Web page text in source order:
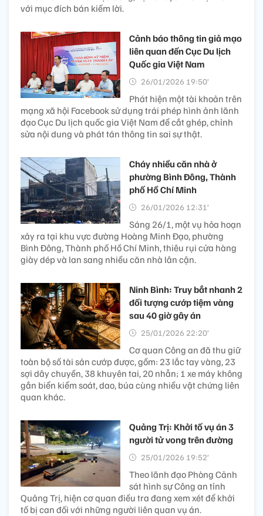
với mục đích bán kiếm lời.
Cảnh báo thông tin giả mạo
liên quan đến Cục Du lịch
Quốc gia Việt Nam
26/01/2026 19:50’
Phát hiện một tài khoản trên
mạng xã hội Facebook sử dụng trái phép hình ảnh lãnh
đạo Cục Du lịch quốc gia Việt Nam để cắt ghép, chỉnh
sửa nội dung và phát tán thông tin sai sự thật.
Cháy nhiều căn nhà ở
phường Bình Đông, Thành
phố Hồ Chí Minh
26/01/2026 12:31’
Sáng 26/1, một vụ hỏa hoạn
xảy ra tại khu vực đường Hoàng Minh Đạo, phường
Bình Đông, Thành phố Hồ Chí Minh, thiêu rụi cửa hàng
giày dép và lan sang nhiều căn nhà lân cận.
Ninh Bình: Truy bắt nhanh 2
đối tượng cướp tiệm vàng
sau 40 giờ gây án
25/01/2026 22:20’
Cơ quan Công an đã thu giữ
toàn bộ số tài sản cướp được, gồm: 23 lắc tay vàng, 23
sợi dây chuyền, 38 khuyên tai, 20 nhẫn; 1 xe máy không
gắn biển kiểm soát, dao, búa cùng nhiều vật chứng liên
quan khác.
Quảng Trị: Khởi tố vụ án 3
người tử vong trên đường
25/01/2026 19:52’
Theo lãnh đạo Phòng Cảnh
sát hình sự Công an tỉnh
Quảng Trị, hiện cơ quan điều tra đang xem xét để khởi
tố bị can đối với những người liên quan vụ án.